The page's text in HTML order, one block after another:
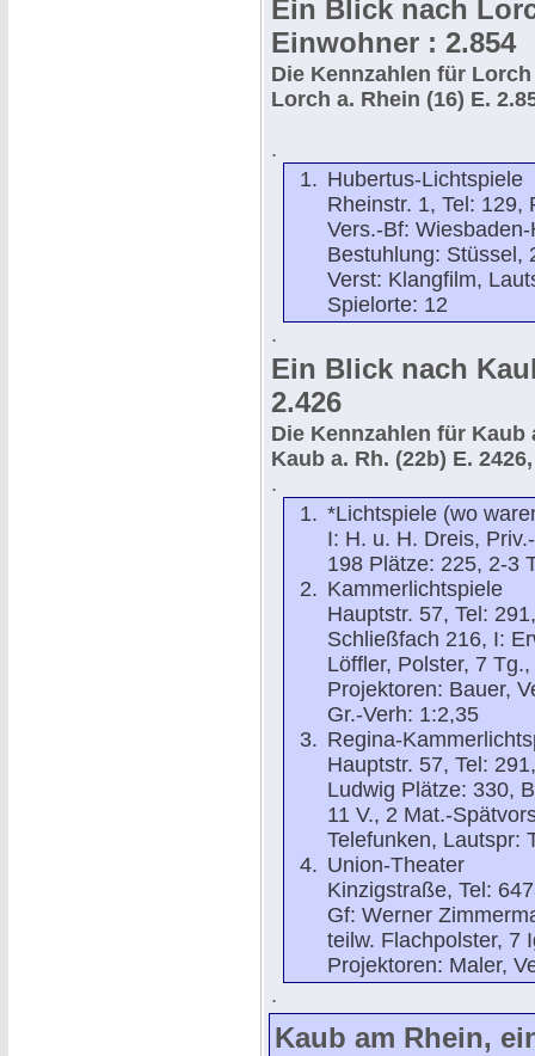
Ein Blick nach
Einwohner : 2.854
Die Kennzahlen für
Lorch a. Rhein (16) E.
.
Hubertus-Lichtspiele
Rheinstr. 1, Tel: 129,
Vers.-Bf:
Bestuhlung: Stüssel,
Verst: Klangfilm,
Spielorte: 12
.
Ein Blick nach
2.426
Die Kennzahlen für Kaub
Kaub a. Rh. (22b) E.
.
*Lichtspiele (wo
I: H. u. H. Dreis,
198 Plätze: 225, 2-3
Kammerlichtspiele
Hauptstr. 57, Tel:
Schließfach 216, I:
Löffler, Polster, 7
Projektoren: Bauer,
Gr.-Verh: 1:2,35
Regina-
Hauptstr. 57, Tel:
Ludwig Plätze: 330,
11 V., 2 Mat.-
Telefunken, Lautspr:
Union-Theater
Kinzigstraße, Tel:
Gf: Werner
teilw. Flachpolster, 7
Projektoren: Maler,
.
Kaub am Rhein,